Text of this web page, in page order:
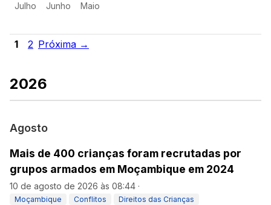
Julho
Junho Maio
1 2 Próxima →
2026
Agosto
Mais de 400 crianças foram recrutadas por
grupos armados em Moçambique em 2024
10 de agosto de 2026 às 08:44 ·
Moçambique Conflitos Direitos das Crianças